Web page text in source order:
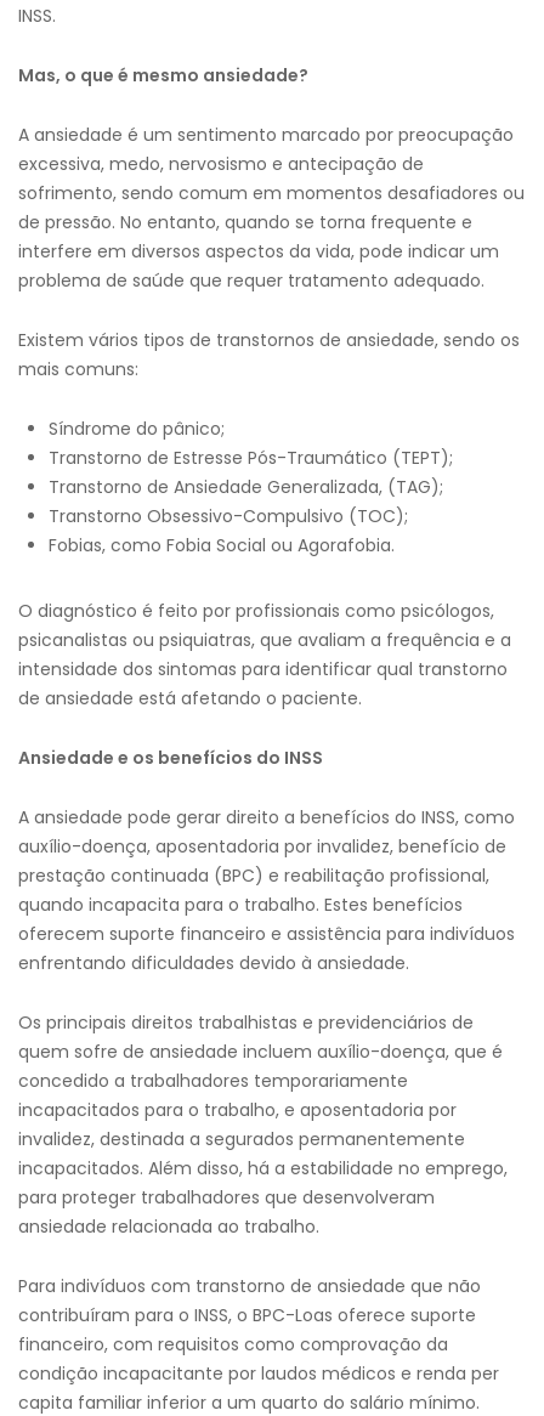
INSS.
Mas, o que é mesmo ansiedade?
A ansiedade é um sentimento marcado por preocupação
excessiva, medo, nervosismo e antecipação de
sofrimento, sendo comum em momentos desafiadores ou
de pressão. No entanto, quando se torna frequente e
interfere em diversos aspectos da vida, pode indicar um
problema de saúde que requer tratamento adequado.
Existem vários tipos de transtornos de ansiedade, sendo os
mais comuns:
Síndrome do pânico;
Transtorno de Estresse Pós-Traumático (TEPT);
Transtorno de Ansiedade Generalizada, (TAG);
Transtorno Obsessivo-Compulsivo (TOC);
Fobias, como Fobia Social ou Agorafobia.
O diagnóstico é feito por profissionais como psicólogos,
psicanalistas ou psiquiatras, que avaliam a frequência e a
intensidade dos sintomas para identificar qual transtorno
de ansiedade está afetando o paciente.
Ansiedade e os benefícios do INSS
A ansiedade pode gerar direito a benefícios do INSS, como
auxílio-doença, aposentadoria por invalidez, benefício de
prestação continuada (BPC) e reabilitação profissional,
quando incapacita para o trabalho. Estes benefícios
oferecem suporte financeiro e assistência para indivíduos
enfrentando dificuldades devido à ansiedade.
Os principais direitos trabalhistas e previdenciários de
quem sofre de ansiedade incluem auxílio-doença, que é
concedido a trabalhadores temporariamente
incapacitados para o trabalho, e aposentadoria por
invalidez, destinada a segurados permanentemente
incapacitados. Além disso, há a estabilidade no emprego,
para proteger trabalhadores que desenvolveram
ansiedade relacionada ao trabalho.
Para indivíduos com transtorno de ansiedade que não
contribuíram para o INSS, o BPC-Loas oferece suporte
financeiro, com requisitos como comprovação da
condição incapacitante por laudos médicos e renda per
capita familiar inferior a um quarto do salário mínimo.